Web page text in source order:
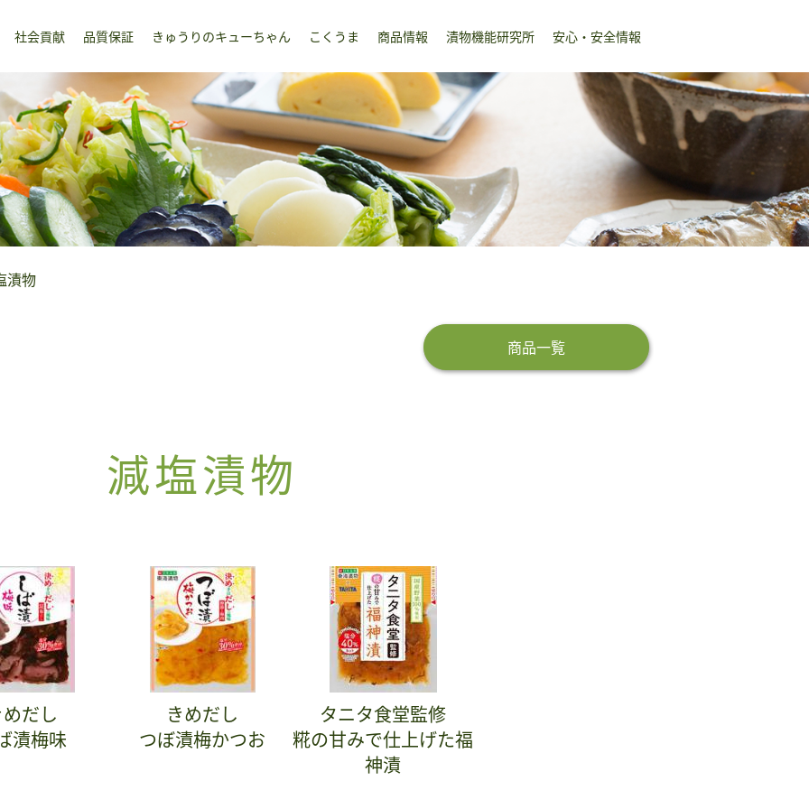
社会貢献 品質保証 きゅうりのキューちゃん こくうま 商品情報 漬物機能研究所 安心・安全情報
漬物
商品一覧
減塩漬物
だし
漬梅味
きめだし
つぼ漬梅かつお
タニタ食堂監修
糀の甘みで仕上げた福
神漬